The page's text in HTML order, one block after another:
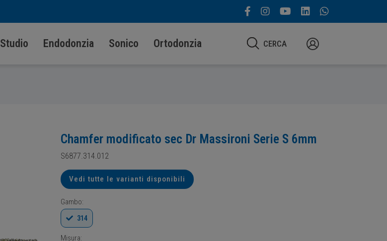
CERCA
Studio Endodonzia Sonico Ortodonzia
Chamfer modificato sec Dr Massironi Serie S 6mm
S6877.314.012
Vedi tutte le varianti disponibili
Gambo:
314
Misura: